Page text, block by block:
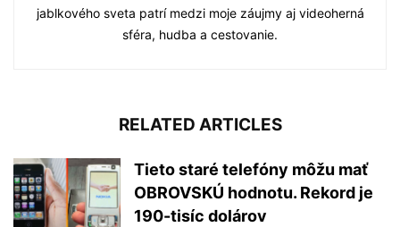
jablkového sveta patrí medzi moje záujmy aj videoherná
sféra, hudba a cestovanie.
RELATED ARTICLES
Tieto staré telefóny môžu mať
OBROVSKÚ hodnotu. Rekord je
190-tisíc dolárov